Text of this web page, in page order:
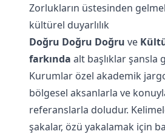
Zorlukların üstesinden
kültürel duyarlılık
Doğru Doğru Doğru ve
farkında alt başlıklar şansla
Kurumlar özel akademik
bölgesel aksanlarla ve
referanslarla doludur.
şakalar, özü yakalamak için